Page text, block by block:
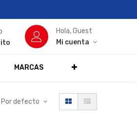
Hola, Guest
Mi cuenta
MARCAS
Por defecto